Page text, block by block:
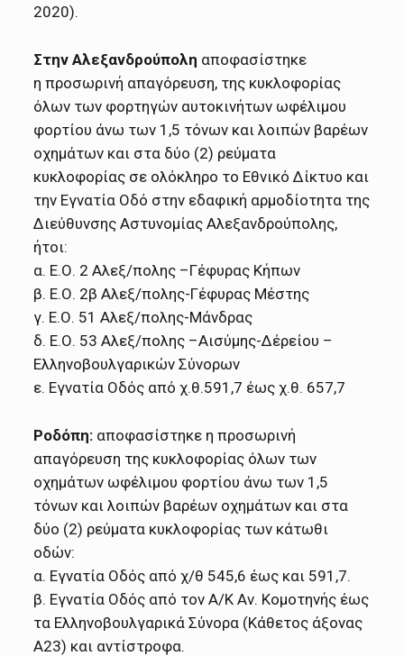
2020).
Στην Αλεξανδρούπολη αποφασίστηκε
η προσωρινή απαγόρευση, της κυκλοφορίας
όλων των φορτηγών αυτοκινήτων ωφέλιμου
φορτίου άνω των 1,5 τόνων και λοιπών βαρέων
οχημάτων και στα δύο (2) ρεύματα
κυκλοφορίας σε ολόκληρο το Εθνικό Δίκτυο και
την Εγνατία Οδό στην εδαφική αρμοδίοτητα της
Διεύθυνσης Αστυνομίας Αλεξανδρούπολης,
ήτοι:
α. Ε.Ο. 2 Αλεξ/πολης –Γέφυρας Κήπων
β. Ε.Ο. 2β Αλεξ/πολης-Γέφυρας Μέστης
γ. Ε.Ο. 51 Αλεξ/πολης-Μάνδρας
δ. Ε.Ο. 53 Αλεξ/πολης –Αισύμης-Δέρείου –
Ελληνοβουλγαρικών Σύνορων
ε. Εγνατία Οδός από χ.θ.591,7 έως χ.θ. 657,7
Ροδόπη: αποφασίστηκε η προσωρινή
απαγόρευση της κυκλοφορίας όλων των
οχημάτων ωφέλιμου φορτίου άνω των 1,5
τόνων και λοιπών βαρέων οχημάτων και στα
δύο (2) ρεύματα κυκλοφορίας των κάτωθι
οδών:
α. Εγνατία Οδός από χ/θ 545,6 έως και 591,7.
β. Εγνατία Οδός από τον Α/Κ Αν. Κομοτηνής έως
τα Ελληνοβουλγαρικά Σύνορα (Κάθετος άξονας
Α23) και αντίστροφα.